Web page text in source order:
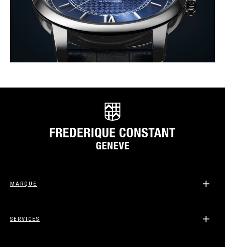
MARQUE
SERVICES